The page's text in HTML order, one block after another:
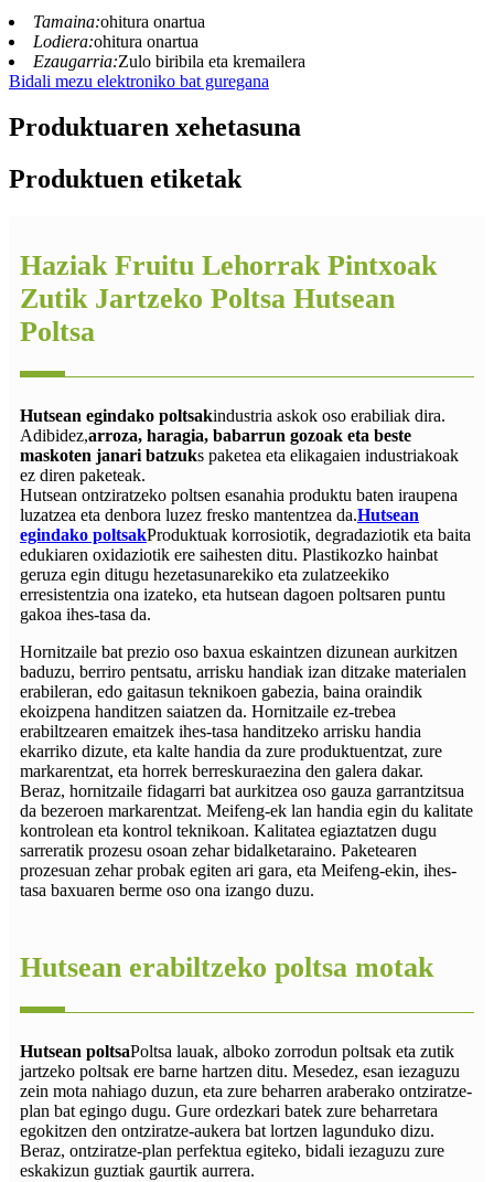
Tamaina:ohitura onartua
Lodiera:ohitura onartua
Ezaugarria:Zulo biribila eta kremailera
Bidali mezu elektroniko bat guregana
Produktuaren xehetasuna
Produktuen etiketak
Haziak Fruitu Lehorrak Pintxoak
Zutik Jartzeko Poltsa Hutsean
Poltsa
Hutsean egindako poltsakindustria askok oso erabiliak dira.
Adibidez,arroza, haragia, babarrun gozoak eta beste
maskoten janari batzuks paketea eta elikagaien industriakoak
ez diren paketeak.
Hutsean ontziratzeko poltsen esanahia produktu baten iraupena
luzatzea eta denbora luzez fresko mantentzea da.Hutsean
egindako poltsakProduktuak korrosiotik, degradaziotik eta baita
edukiaren oxidaziotik ere saihesten ditu. Plastikozko hainbat
geruza egin ditugu hezetasunarekiko eta zulatzeekiko
erresistentzia ona izateko, eta hutsean dagoen poltsaren puntu
gakoa ihes-tasa da.
Hornitzaile bat prezio oso baxua eskaintzen dizunean aurkitzen
baduzu, berriro pentsatu, arrisku handiak izan ditzake materialen
erabileran, edo gaitasun teknikoen gabezia, baina oraindik
ekoizpena handitzen saiatzen da. Hornitzaile ez-trebea
erabiltzearen emaitzek ihes-tasa handitzeko arrisku handia
ekarriko dizute, eta kalte handia da zure produktuentzat, zure
markarentzat, eta horrek berreskuraezina den galera dakar.
Beraz, hornitzaile fidagarri bat aurkitzea oso gauza garrantzitsua
da bezeroen markarentzat. Meifeng-ek lan handia egin du kalitate
kontrolean eta kontrol teknikoan. Kalitatea egiaztatzen dugu
sarreratik prozesu osoan zehar bidalketaraino. Paketearen
prozesuan zehar probak egiten ari gara, eta Meifeng-ekin, ihes-
tasa baxuaren berme oso ona izango duzu.
Hutsean erabiltzeko poltsa motak
Hutsean poltsaPoltsa lauak, alboko zorrodun poltsak eta zutik
jartzeko poltsak ere barne hartzen ditu. Mesedez, esan iezaguzu
zein mota nahiago duzun, eta zure beharren araberako ontziratze-
plan bat egingo dugu. Gure ordezkari batek zure beharretara
egokitzen den ontziratze-aukera bat lortzen lagunduko dizu.
Beraz, ontziratze-plan perfektua egiteko, bidali iezaguzu zure
eskakizun guztiak gaurtik aurrera.